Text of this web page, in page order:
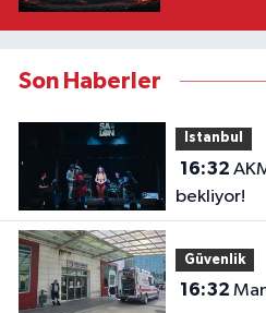
Son Haberler
Istanbul
16:32
bekliyor!
Güvenlik
16:32